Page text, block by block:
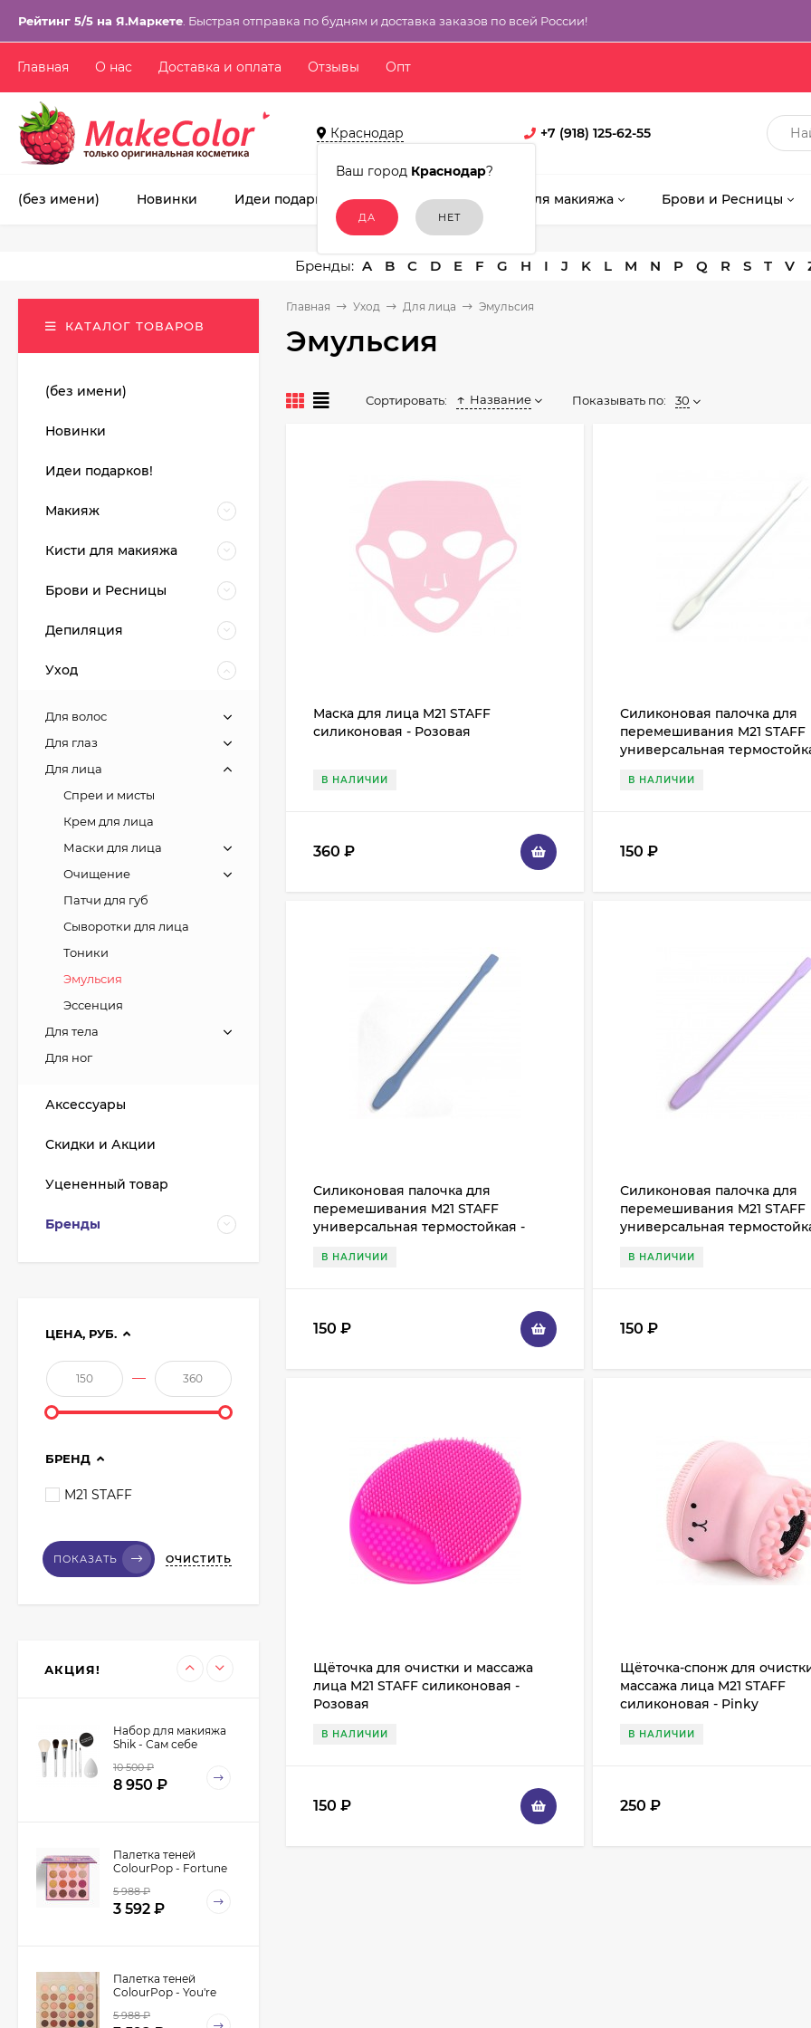
Рейтинг 5/5 на Я.Маркете . Быстрая отправка по будням и доставка заказов по всей России!
Главная О нас Доставка и оплата Отзывы Опт
Краснодар
Ваш город Краснодар?
+7 (918) 125-62-55
(без имени) Новинки Идеи подарков! Макияж Кисти для макияжа Брови и Ресницы
A B C D E F G H I J K L M N P Q R S T V
Главная Уход Для лица Эмульсия
Эмульсия
Сортировать: Название Показывать по: 30
Маска для лица M21 STAFF
силиконовая - Розовая
В НАЛИЧИИ
360 ₽
Силиконовая палочка для
перемешивания M21 STAFF
универсальная
В НАЛИЧИИ
150₽
Силиконовая палочка для
перемешивания M21 STAFF
универсальная термостойкая -
В НАЛИЧИИ
150 ₽
Силиконовая палочка для
перемешивания M21 STAFF
универсальная
В НАЛИЧИИ
150₽
Щёточка для очистки и массажа
лица M21 STAFF силиконовая -
Розовая
В НАЛИЧИИ
150 ₽
Щёточка-спонж для
массажа лица M21 STAFF
силиконовая - Pinky
В НАЛИЧИИ
250₽
КАТАЛОГ ТОВАРОВ
(без имени)
Новинки
Идеи подарков!
Макияж
Кисти для макияжа
Брови и Ресницы
Депиляция
Уход
Для волос
Для глаз
Для лица
Спреи и мисты
Крем для лица
Маски для лица
Очищение
Патчи для губ
Сыворотки для лица
Тоники
Эмульсия
Эссенция
Для тела
Для ног
Аксессуары
Скидки и Акции
Уцененный товар
Бренды
ЦЕНА, РУБ.
—
БРЕНД
M21 STAFF
ПОКАЗАТЬ ОЧИСТИТЬ
АКЦИЯ!
Кисть из волоса пони
Валери-Д №8 со
скосом 8М-7240
350
315₽
енота Валери-Д №3К
315₽
Набор для макияжа
Shik - Сам себе
Yourself Kit
10 500₽
8 950 ₽
Палетка теней
ColourPop - Fortune
5 988₽
3 592 ₽
Палетка теней
ColourPop - You're
5 988₽